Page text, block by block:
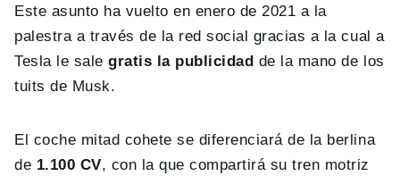
Este asunto ha vuelto en enero de 2021 a la
palestra a través de la red social gracias a la cual a
Tesla le salegratis la publicidad de la mano de los
tuits de Musk.
El coche mitad cohete se diferenciará de la berlina
de 1.100 CV, con la que compartirá su tren motriz